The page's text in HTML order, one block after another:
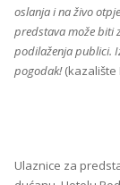
oslanja i na živo
predstava može biti
podilaženja publici.
pogodak!(kazalište
Ulaznice za